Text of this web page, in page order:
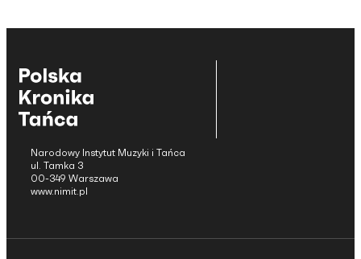
Narodowy Instytut Muzyki i Tańca
ul. Tamka 3
00-349 Warszawa
www.nimit.pl